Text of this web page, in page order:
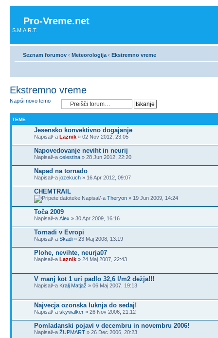
Pro-Vreme.net
S.M.A.R.T.
Seznam forumov ‹ Meteorologija ‹ Ekstremno vreme
Ekstremno vreme
Napiši novo temo
TEME
Jesensko konvektivno dogajanje
Napisal/-a Laznik » 02 Nov 2012, 23:05
Napovedovanje neviht in neurij
Napisal/-a celestina » 28 Jun 2012, 22:20
Napad na tornado
Napisal/-a jozekuch » 16 Apr 2012, 09:07
CHEMTRAIL
Napisal/-a Theryon » 19 Jun 2009, 14:24
Toča 2009
Napisal/-a Alex » 30 Apr 2009, 16:16
Tornadi v Evropi
Napisal/-a Skadi » 23 Maj 2008, 13:19
Plohe, nevihte, neurja07
Napisal/-a Laznik » 24 Maj 2007, 22:43
V manj kot 1 uri padlo 32,6 l/m2 dežja!!!
Napisal/-a Kralj Matjaž » 06 Maj 2007, 19:13
Najvecja ozonska luknja do sedaj!
Napisal/-a skywalker » 26 Nov 2006, 21:12
Pomladanski pojavi v decembru in novembru 2006!
Napisal/-a ŽUPMART » 26 Dec 2006, 20:23